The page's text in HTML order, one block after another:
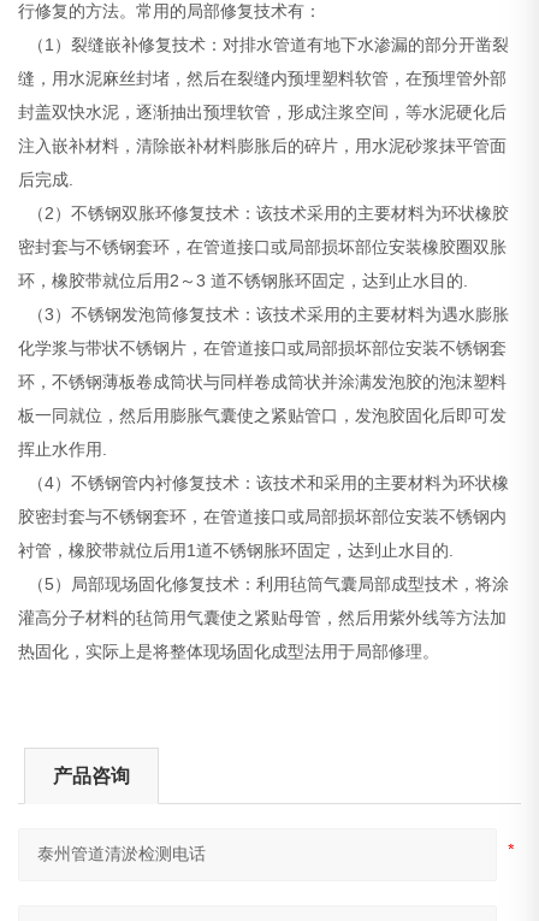
行修复的方法。常用的局部修复技术有：
（1）裂缝嵌补修复技术：对排水管道有地下水渗漏的部分开凿裂
缝，用水泥麻丝封堵，然后在裂缝内预埋塑料软管，在预埋管外部
封盖双快水泥，逐渐抽出预埋软管，形成注浆空间，等水泥硬化后
注入嵌补材料，清除嵌补材料膨胀后的碎片，用水泥砂浆抹平管面
后完成.
（2）不锈钢双胀环修复技术：该技术采用的主要材料为环状橡胶
密封套与不锈钢套环，在管道接口或局部损坏部位安装橡胶圈双胀
环，橡胶带就位后用2～3 道不锈钢胀环固定，达到止水目的.
（3）不锈钢发泡筒修复技术：该技术采用的主要材料为遇水膨胀
化学浆与带状不锈钢片，在管道接口或局部损坏部位安装不锈钢套
环，不锈钢薄板卷成筒状与同样卷成筒状并涂满发泡胶的泡沫塑料
板一同就位，然后用膨胀气囊使之紧贴管口，发泡胶固化后即可发
挥止水作用.
（4）不锈钢管内衬修复技术：该技术和采用的主要材料为环状橡
胶密封套与不锈钢套环，在管道接口或局部损坏部位安装不锈钢内
衬管，橡胶带就位后用1道不锈钢胀环固定，达到止水目的.
（5）局部现场固化修复技术：利用毡筒气囊局部成型技术，将涂
灌高分子材料的毡筒用气囊使之紧贴母管，然后用紫外线等方法加
热固化，实际上是将整体现场固化成型法用于局部修理。
产品咨询